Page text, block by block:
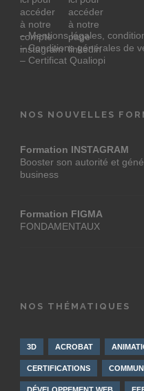
– Mentions légales,
– Conditions générales de
– Certificat Qualiopi
NOS NOUVELLES
Formation INSTAGRAM
Booster son autorité et
business
Formation FIGMA
FONDAMENTAUX
NOS THÉMATIQUES
3D ACROBAT
CERTIFICATIONS